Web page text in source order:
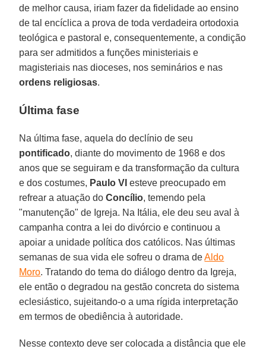
de melhor causa, iriam fazer da fidelidade ao ensino
de tal encíclica a prova de toda verdadeira ortodoxia
teológica e pastoral e, consequentemente, a condição
para ser admitidos a funções ministeriais e
magisteriais nas dioceses, nos seminários e nas
ordens religiosas.
Última fase
Na última fase, aquela do declínio de seu
pontificado, diante do movimento de 1968 e dos
anos que se seguiram e da transformação da cultura
e dos costumes, Paulo VI esteve preocupado em
refrear a atuação doConcílio, temendo pela
"manutenção" de Igreja. Na Itália, ele deu seu aval à
campanha contra a lei do divórcio e continuou a
apoiar a unidade política dos católicos. Nas últimas
semanas de sua vida ele sofreu o drama deAldo
Moro. Tratando do tema do diálogo dentro da Igreja,
ele então o degradou na gestão concreta do sistema
eclesiástico, sujeitando-o a uma rígida interpretação
em termos de obediência à autoridade.
Nesse contexto deve ser colocada a distância que ele